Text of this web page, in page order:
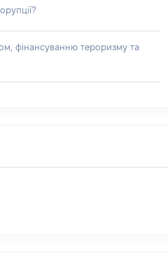
фінансуванню тероризму та